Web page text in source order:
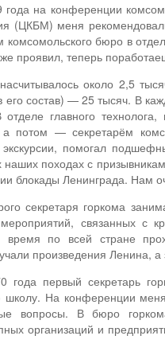
на конференции
(ЦКБМ) меня
комсомольского бюро в
проявил, теперь
около 2,5
его состав) — 25 тысяч. В
отделе главного
а потом — секретарём
экскурсии, помогал
наших походах с
блокады Ленинграда. Нам
секретаря горкома
связанных с
по всей стране
произведения Ленина,
года первый секретарь
школу. На конференции
вопросы. В бюро
организаций и